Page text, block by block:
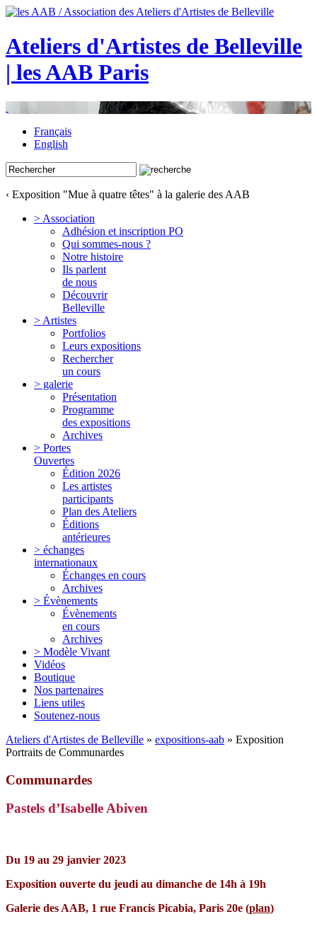
Ateliers d'Artistes de Belleville
| les AAB Paris
Français
English
‹ Exposition "Mue à quatre têtes" à la galerie des AAB
> Association
Adhésion et inscription PO
Qui sommes-nous ?
Notre histoire
Ils parlent
de nous
Découvrir
Belleville
> Artistes
Portfolios
Leurs expositions
Rechercher
un cours
> galerie
Présentation
Programme
des expositions
Archives
> Portes
Ouvertes
Édition 2026
Les artistes
participants
Plan des Ateliers
Éditions
antérieures
> échanges
internationaux
Échanges en cours
Archives
> Évènements
Évènements
en cours
Archives
> Modèle Vivant
Vidéos
Boutique
Nos partenaires
Liens utiles
Soutenez-nous
Ateliers d'Artistes de Belleville » expositions-aab » Exposition
Portraits de Communardes
Communardes
Pastels d’Isabelle Abiven
Du 19 au 29 janvier 2023
Exposition ouverte du jeudi au dimanche de 14h à 19h
Galerie des AAB, 1 rue Francis Picabia, Paris 20e (plan)